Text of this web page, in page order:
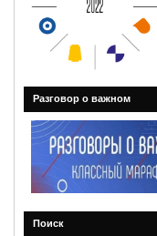
Разговор о важном
Поиск